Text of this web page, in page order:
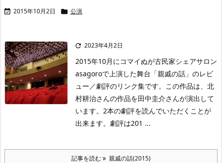
 2015年10月2日  公演
 2023年4月2日
2015年10月にコマイぬが古民家シェアサロン
asagoroで上演した舞台「親戚の話」のレビ
ュー／劇評のリンク集です。この作品は、北
村耕治さんの作品を田中圭介さんが演出して
います。2本の劇評を読んでいただくことが
出来ます。劇評は201 ...
記事を読む 親戚の話(2015)